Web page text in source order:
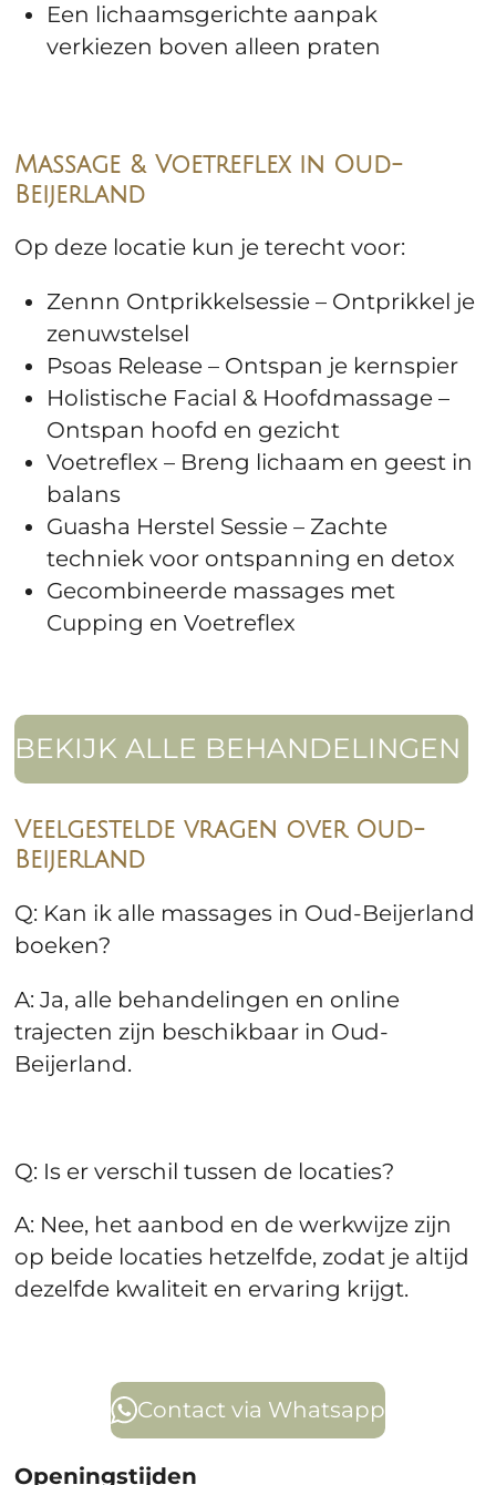
Een lichaamsgerichte aanpak
verkiezen boven alleen praten
Massage & Voetreflex in Oud-
Beijerland
Op deze locatie kun je terecht voor:
Zennn Ontprikkelsessie – Ontprikkel je
zenuwstelsel
Psoas Release – Ontspan je kernspier
Holistische Facial & Hoofdmassage –
Ontspan hoofd en gezicht
Voetreflex – Breng lichaam en geest in
balans
Guasha Herstel Sessie – Zachte
techniek voor ontspanning en detox
Gecombineerde massages met
Cupping en Voetreflex
BEKIJK ALLE BEHANDELINGEN
Veelgestelde vragen over Oud-
Beijerland
Q: Kan ik alle massages in Oud-Beijerland
boeken?
A: Ja, alle behandelingen en online
trajecten zijn beschikbaar in Oud-
Beijerland.
Q: Is er verschil tussen de locaties?
A: Nee, het aanbod en de werkwijze zijn
op beide locaties hetzelfde, zodat je altijd
dezelfde kwaliteit en ervaring krijgt.
Contact via Whatsapp
Openingstijden